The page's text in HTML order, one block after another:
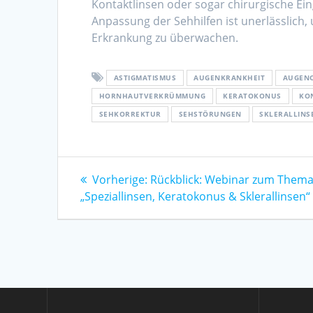
Kontaktlinsen oder sogar chirurgische
Anpassung der Sehhilfen ist
Erkrankung zu überwachen.
ASTIGMATISMUS AUGENKRANKHEIT
HORNHAUTVERKRÜMMUNG
KERATOKONUS
SEHKORREKTUR
SEHSTÖRUNGEN
Beitragsnavigation
Vorherige: Vorheriger
Beitrag:
Rückblick: Webinar zum Thema
„Speziallinsen, Keratokonus & Sklerallinsen“